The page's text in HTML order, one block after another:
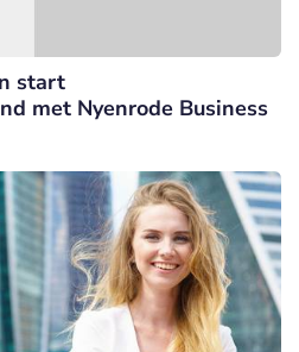
start
met Nyenrode Business